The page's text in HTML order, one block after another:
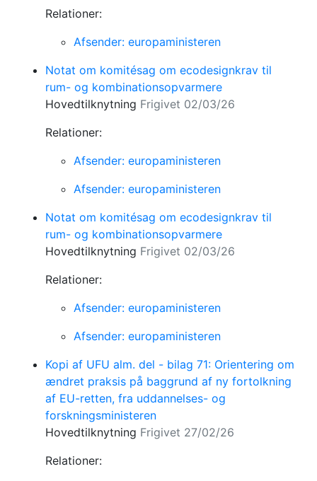
Relationer:
Afsender: europaministeren
Notat om komitésag om ecodesignkrav til
rum- og kombinationsopvarmere
Hovedtilknytning Frigivet 02/03/26
Relationer:
Afsender: europaministeren
Afsender: europaministeren
Notat om komitésag om ecodesignkrav til
rum- og kombinationsopvarmere
Hovedtilknytning Frigivet 02/03/26
Relationer:
Afsender: europaministeren
Afsender: europaministeren
Kopi af UFU alm. del - bilag 71: Orientering om
ændret praksis på baggrund af ny fortolkning
af EU-retten, fra uddannelses- og
forskningsministeren
Hovedtilknytning Frigivet 27/02/26
Relationer: